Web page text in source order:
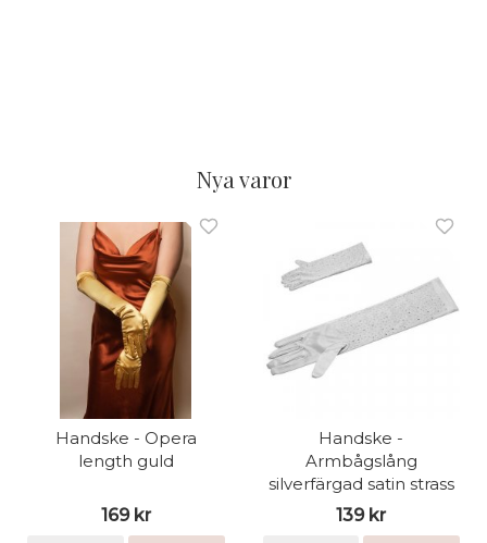
Nya varor
Handske - Opera
length guld
169 kr
Handske -
Armbågslång
silverfärgad satin strass
139 kr